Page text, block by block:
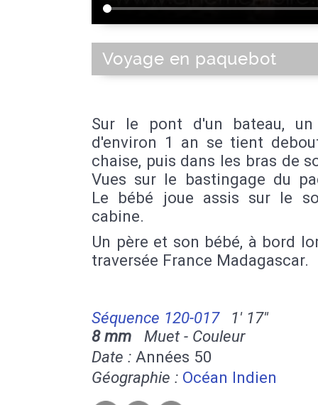
Voyage en paquebot
Sur le pont d'un bateau,
d'environ 1 an se tient
chaise, puis dans les bras de
Vues sur le bastingage du
Le bébé joue assis sur le
cabine.
Un père et son bébé, à bord
traversée France Madagascar.
Séquence 120-017
1' 17''
8 mm Muet - Couleur
Date : Années 50
Géographie : Océan Indien